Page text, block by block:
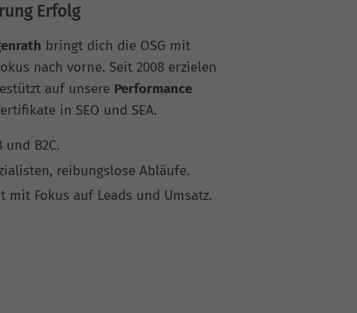
Erfolg
bringt dich die OSG mit
nach vorne. Seit 2008 erzielen
auf unsere Performance
in SEO und SEA.
und B2C.
reibungslose Abläufe.
mit Fokus auf Leads und Umsatz.